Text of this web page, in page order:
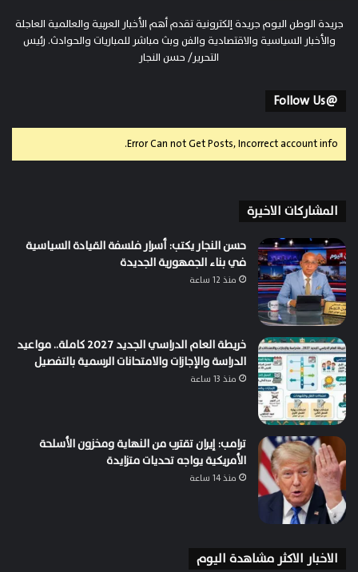
جريدة الوطن اليوم جريدة إلكترونية تقدم أهم الأخبار العربية والعالمية العاجلة
والأخبار السياسية والاقتصادية والفن وبث مباشر للمباريات والحوادث. رئيس
التحرير/ حسن النجار
@Follow Us
Error Can not Get Posts, Incorrect account info.
المشاركات الاخيرة
حسن النجار يكتب: أسرار فلسفة القيادة السياسية
في بناء الجمهورية الجديدة
منذ 12 ساعة
خريطة العام الدراسي الجديد 2027 كاملة.. مواعيد
الدراسة والإجازات والامتحانات الرسمية بالتفصيل
منذ 13 ساعة
ترامب: إيران تقترب من النهاية ومخزون الأسلحة
الأمريكية يواجه تحديات متزايدة
منذ 14 ساعة
الاخبار الاكثر مشاهدة اليوم